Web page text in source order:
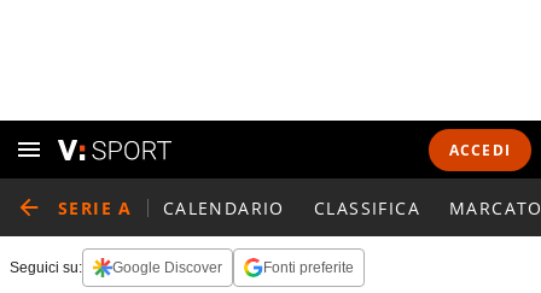
ACCEDI
SERIE A CALENDARIO CLASSIFICA
Seguici su: Google Discover Fonti preferite